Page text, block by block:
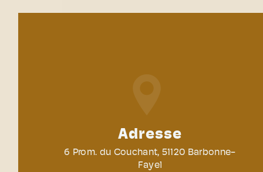
Adresse
6 Prom. du Couchant, 51120 Barbonne-
Fayel